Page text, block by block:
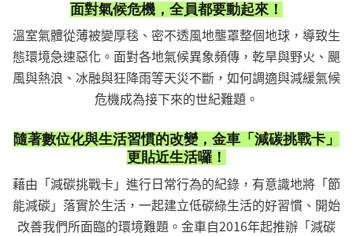
面對氣候危機，全員都要動起來！
溫室氣體從薄被變厚毯、密不透風地壟罩整個地球，導致生
態環境急速惡化。面對各地氣候異象頻傳，乾旱與野火、颶
風與熱浪、冰融與狂降雨等天災不斷，如何調適與減緩氣候
危機成為接下來的世紀難題。
隨著數位化與生活習慣的改變，金車「減碳挑戰卡」
更貼近生活囉！
藉由「減碳挑戰卡」進行日常行為的紀錄，有意識地將「節
能減碳」落實於生活，一起建立低碳綠生活的好習慣、開始
改善我們所面臨的環境難題。金車自2016年起推辦「減碳